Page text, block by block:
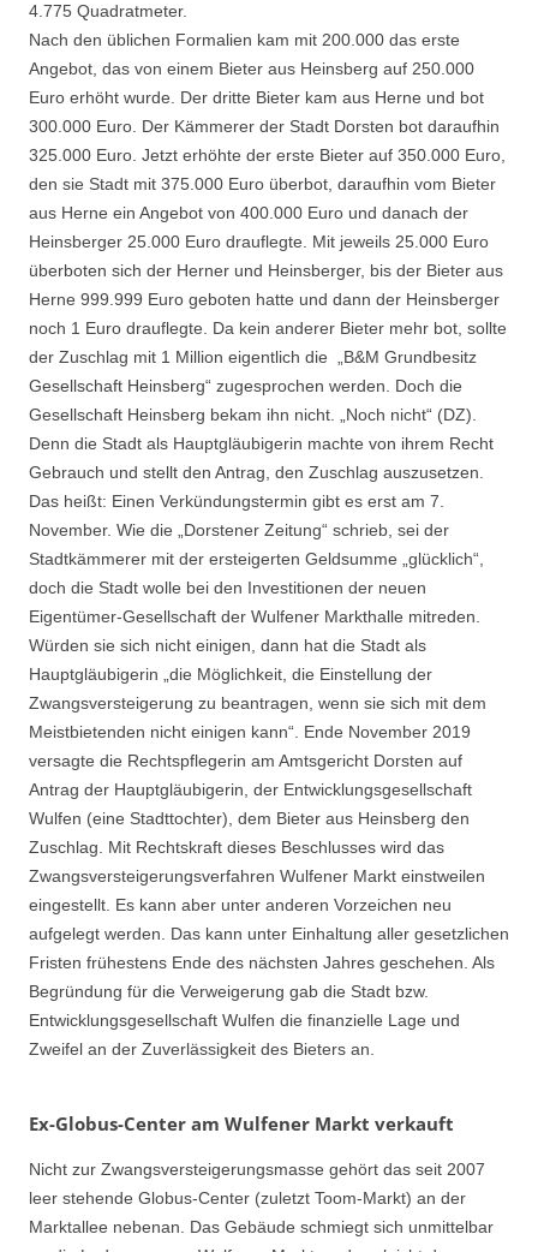
4.775 Quadratmeter.
Nach den üblichen Formalien kam mit 200.000 das erste
Angebot, das von einem Bieter aus Heinsberg auf 250.000
Euro erhöht wurde. Der dritte Bieter kam aus Herne und bot
300.000 Euro. Der Kämmerer der Stadt Dorsten bot daraufhin
325.000 Euro. Jetzt erhöhte der erste Bieter auf 350.000 Euro,
den sie Stadt mit 375.000 Euro überbot, daraufhin vom Bieter
aus Herne ein Angebot von 400.000 Euro und danach der
Heinsberger 25.000 Euro drauflegte. Mit jeweils 25.000 Euro
überboten sich der Herner und Heinsberger, bis der Bieter aus
Herne 999.999 Euro geboten hatte und dann der Heinsberger
noch 1 Euro drauflegte. Da kein anderer Bieter mehr bot, sollte
der Zuschlag mit 1 Million eigentlich die „B&M Grundbesitz
Gesellschaft Heinsberg“ zugesprochen werden. Doch die
Gesellschaft Heinsberg bekam ihn nicht. „Noch nicht“ (DZ).
Denn die Stadt als Hauptgläubigerin machte von ihrem Recht
Gebrauch und stellt den Antrag, den Zuschlag auszusetzen.
Das heißt: Einen Verkündungstermin gibt es erst am 7.
November. Wie die „Dorstener Zeitung“ schrieb, sei der
Stadtkämmerer mit der ersteigerten Geldsumme „glücklich“,
doch die Stadt wolle bei den Investitionen der neuen
Eigentümer-Gesellschaft der Wulfener Markthalle mitreden.
Würden sie sich nicht einigen, dann hat die Stadt als
Hauptgläubigerin „die Möglichkeit, die Einstellung der
Zwangsversteigerung zu beantragen, wenn sie sich mit dem
Meistbietenden nicht einigen kann“. Ende November 2019
versagte die Rechtspflegerin am Amtsgericht Dorsten auf
Antrag der Hauptgläubigerin, der Entwicklungsgesellschaft
Wulfen (eine Stadttochter), dem Bieter aus Heinsberg den
Zuschlag. Mit Rechtskraft dieses Beschlusses wird das
Zwangsversteigerungsverfahren Wulfener Markt einstweilen
eingestellt. Es kann aber unter anderen Vorzeichen neu
aufgelegt werden. Das kann unter Einhaltung aller gesetzlichen
Fristen frühestens Ende des nächsten Jahres geschehen. Als
Begründung für die Verweigerung gab die Stadt bzw.
Entwicklungsgesellschaft Wulfen die finanzielle Lage und
Zweifel an der Zuverlässigkeit des Bieters an.
Ex-Globus-Center am Wulfener Markt verkauft
Nicht zur Zwangsversteigerungsmasse gehört das seit 2007
leer stehende Globus-Center (zuletzt Toom-Markt) an der
Marktallee nebenan. Das Gebäude schmiegt sich unmittelbar